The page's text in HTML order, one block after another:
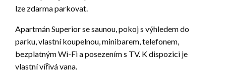
lze zdarma parkovat.
Apartmán Superior se saunou, pokoj s výhledem do
parku, vlastní koupelnou, minibarem, telefonem,
bezplatným Wi-Fi a posezením s TV. K dispozici je
vlastní vířivá vana.